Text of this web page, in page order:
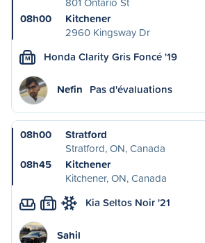
08h00
Kitchener
2960 Kingsway Dr
M Honda Clarity Gris Foncé '19
Nefin Pas d'évaluations
08h00
Stratford
Stratford, ON, Canada
08h45
Kitchener
Kitchener, ON, Canada
S Kia Seltos Noir '21
Sahil